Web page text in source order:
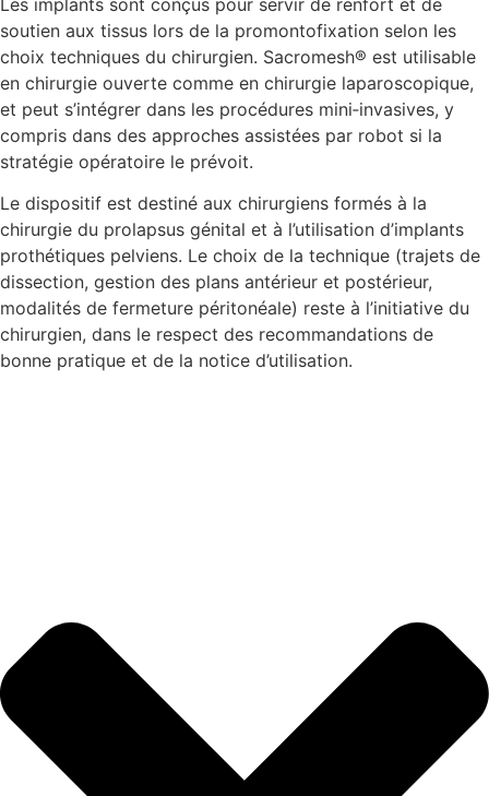
soutien aux tissus lors de la promontofixation selon les
choix techniques du chirurgien. Sacromesh® est utilisable
en chirurgie ouverte comme en chirurgie laparoscopique,
et peut s’intégrer dans les procédures mini‑invasives, y
compris dans des approches assistées par robot si la
stratégie opératoire le prévoit.
Le dispositif est destiné aux chirurgiens formés à la
chirurgie du prolapsus génital et à l’utilisation d’implants
prothétiques pelviens. Le choix de la technique (trajets de
dissection, gestion des plans antérieur et postérieur,
modalités de fermeture péritonéale) reste à l’initiative du
chirurgien, dans le respect des recommandations de
bonne pratique et de la notice d’utilisation.